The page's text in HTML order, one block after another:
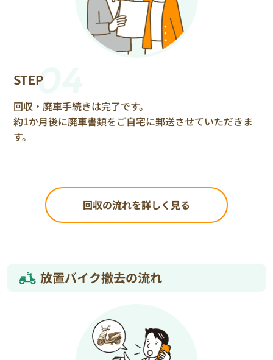
STEP04
回収・廃車手続きは完了です。
約1か月後に廃車書類をご自宅に郵送させていただきま
す。
回収の流れを詳しく見る
放置バイク撤去の流れ